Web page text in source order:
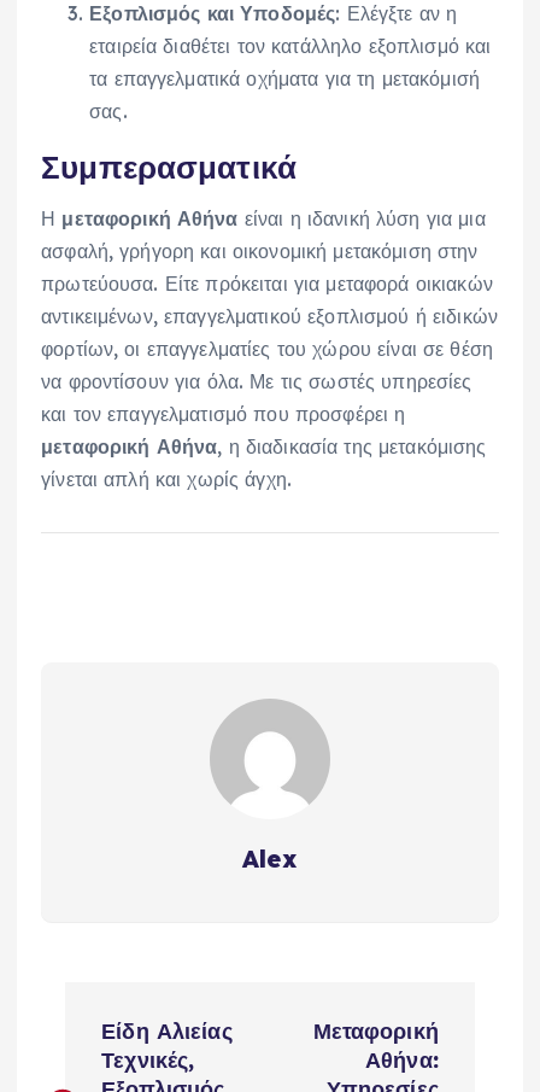
Εξοπλισμός και Υποδομές: Ελέγξτε αν η
εταιρεία διαθέτει τον κατάλληλο εξοπλισμό και
τα επαγγελματικά οχήματα για τη μετακόμισή
σας.
Συμπερασματικά
Η μεταφορική Αθήνα είναι η ιδανική λύση για μια
ασφαλή, γρήγορη και οικονομική μετακόμιση στην
πρωτεύουσα. Είτε πρόκειται για μεταφορά οικιακών
αντικειμένων, επαγγελματικού εξοπλισμού ή ειδικών
φορτίων, οι επαγγελματίες του χώρου είναι σε θέση
να φροντίσουν για όλα. Με τις σωστές υπηρεσίες
και τον επαγγελματισμό που προσφέρει η
μεταφορική Αθήνα, η διαδικασία της μετακόμισης
γίνεται απλή και χωρίς άγχη.
Alex
Είδη Αλιείας
Τεχνικές,
Μεταφορική
Αθήνα: